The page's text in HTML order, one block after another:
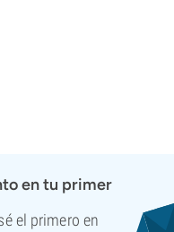
en tu primer
el primero en